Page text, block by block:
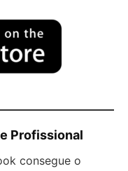
Profissional
consegue o